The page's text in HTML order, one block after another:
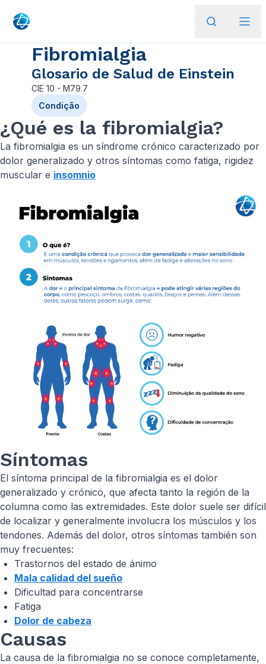
Fibromialgia
Glosario de Salud de Einstein
CIE 10 - M79.7
Condição
¿Qué es la fibromialgia?
La fibromialgia es un síndrome crónico caracterizado por
dolor generalizado y otros síntomas como fatiga, rigidez
muscular e insomnio
Síntomas
El síntoma principal de la fibromialgia es el dolor
generalizado y crónico, que afecta tanto la región de la
columna como las extremidades. Este dolor suele ser difícil
de localizar y generalmente involucra los músculos y los
tendones. Además del dolor, otros síntomas también son
muy frecuentes:
Trastornos del estado de ánimo
Mala calidad del sueño
Dificultad para concentrarse
Fatiga
Dolor de cabeza
Causas
La causa de la fibromialgia no se conoce completamente,